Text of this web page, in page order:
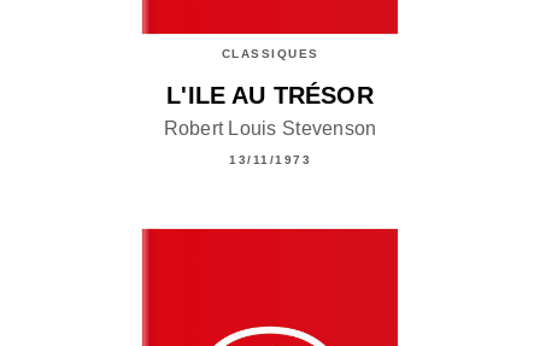
CLASSIQUES
L'ILE AU TRÉSOR
Robert Louis Stevenson
13/11/1973